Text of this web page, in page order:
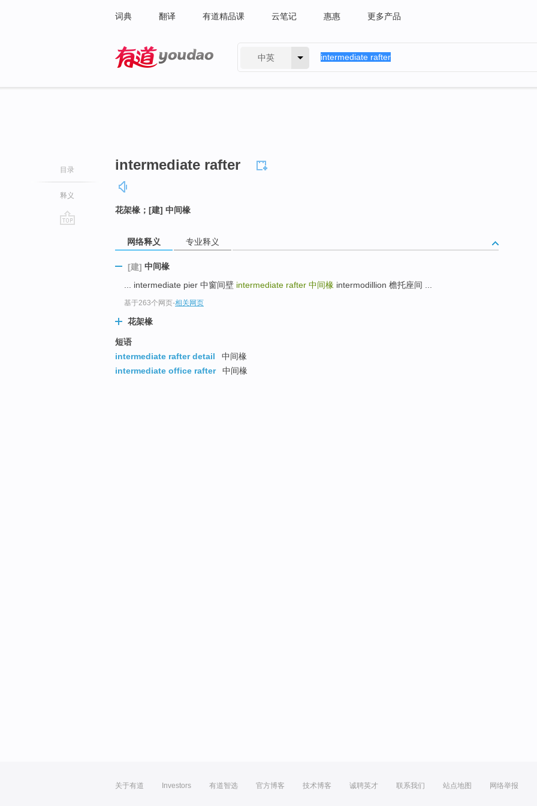
词典 翻译 有道精品课 云笔记 惠惠 更多产品
中英
目录
释义
intermediate rafter
花架椽；[建] 中间椽
网络释义 专业释义
[建] 中间椽
... intermediate pier 中窗间壁 intermediate rafter 中间椽 intermodillion 檐托座间 ...
基于263个网页-相关网页
花架椽
短语
intermediate rafter detail
中间椽
intermediate office rafter
中间椽
关于有道 Investors 有道智选 官方博客 技术博客 诚聘英才 联系我们 站点地图 网络举报